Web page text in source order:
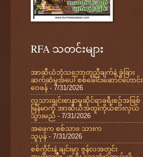
RFA သတင်းများ
အာဆီယံဘုံသဘောတူညီချက်နဲ့ ခွဲခြား
ဆက်ဆံမှုအပေါ် စစ်ခေါင်းဆောင်ဟောင်း
ဝေဖန် - 7/31/2026
လူသားချင်းစာနာမှုဆိုင်ရာခရီးစဥ်အဖြစ်
မြန်မာကို အာဆီယံအထူးကိုယ်စားလှယ်
သွားမည် - 7/31/2026
အဖေက စစ်သား၊ သားက
သူပုန် - 7/31/2026
စစ်ကိုင်းနဲ့ ချင်းမှာ ဇွန်လအတွင်း